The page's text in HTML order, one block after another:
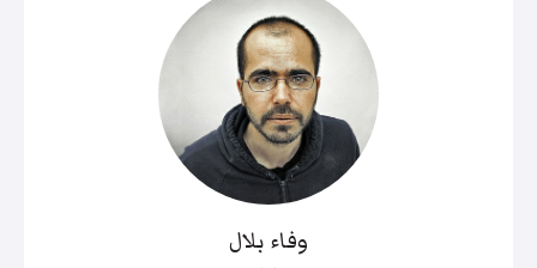
وفاء بلال